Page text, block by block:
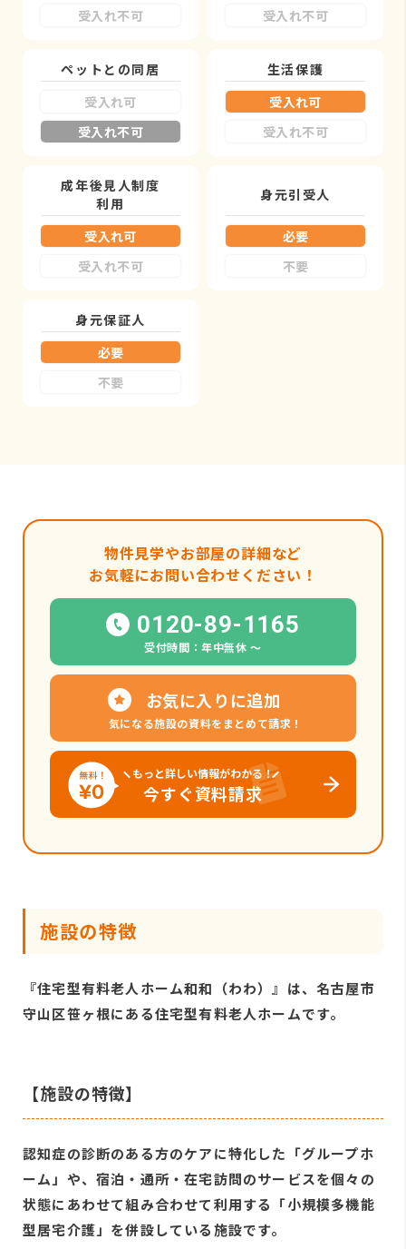
受入れ不可 受入れ不可
ペットとの同居
受入れ可
受入れ不可
生活保護
受入れ可
受入れ不可
成年後見人制度
利用
受入れ可
受入れ不可
身元引受人
必要
不要
身元保証人
必要
不要
物件見学やお部屋の詳細など
お気軽にお問い合わせください！
0120-89-1165
受付時間：年中無休 〜
お気に入りに追加
気になる施設の資料をまとめて請求！
もっと詳しい情報がわかる！
今すぐ資料請求
施設の特徴
『住宅型有料老人ホーム和和（わわ）』は、名古屋市
守山区笹ヶ根にある住宅型有料老人ホームです。
【施設の特徴】
認知症の診断のある方のケアに特化した「グループホ
ーム」や、宿泊・通所・在宅訪問のサービスを個々の
状態にあわせて組み合わせて利用する「小規模多機能
型居宅介護」を併設している施設です。